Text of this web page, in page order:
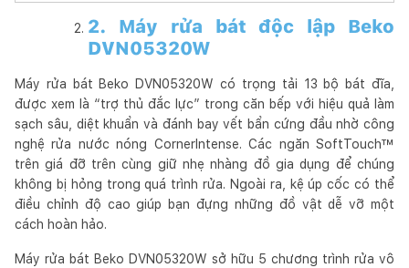
2. Máy rửa bát độc lập Beko
DVN05320W
Máy rửa bát Beko DVN05320W có trọng tải 13 bộ bát đĩa,
được xem là “trợ thủ đắc lực” trong căn bếp với hiệu quả làm
sạch sâu, diệt khuẩn và đánh bay vết bẩn cứng đầu nhờ công
nghệ rửa nước nóng CornerIntense. Các ngăn SoftTouch™
trên giá đỡ trên cùng giữ nhẹ nhàng đồ gia dụng để chúng
không bị hỏng trong quá trình rửa. Ngoài ra, kệ úp cốc có thể
điều chỉnh độ cao giúp bạn đựng những đồ vật dễ vỡ một
cách hoàn hảo.
Máy rửa bát Beko DVN05320W sở hữu 5 chương trình rửa vô